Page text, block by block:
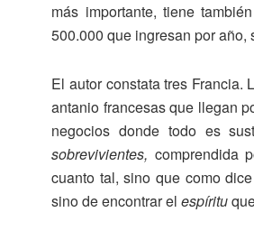
más importante, tiene
500.000 que ingresan por año,
El autor constata tres Francia.
antanio francesas que llegan
negocios donde todo es
sobrevivientes, comprendida
cuanto tal, sino que como
sino de encontrar elespíritu